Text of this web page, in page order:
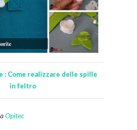
: Come realizzare delle spille
in feltro
Opitec